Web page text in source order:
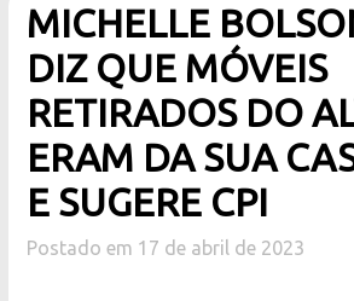
MICHELLE
DIZ QUE MÓVEIS
RETIRADOS DO
ERAM DA SUA
E SUGERE CPI
Postado em 17 de abril de 2023